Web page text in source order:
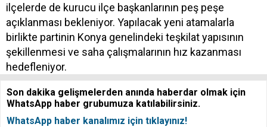
ilçelerde de kurucu ilçe başkanlarının peş peşe
açıklanması bekleniyor. Yapılacak yeni atamalarla
birlikte partinin Konya genelindeki teşkilat yapısının
şekillenmesi ve saha çalışmalarının hız kazanması
hedefleniyor.
Son dakika gelişmelerden anında haberdar olmak için
WhatsApp haber grubumuza katılabilirsiniz.
WhatsApp haber kanalımız için tıklayınız!